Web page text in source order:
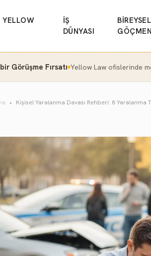
YELLOW
İŞ
DÜNYASI
BİREYSEL
Görüşme Fırsatı Yellow Law ofislerinde
Kişisel Yaralanma Davası Rehberi: 8 Yaralanma